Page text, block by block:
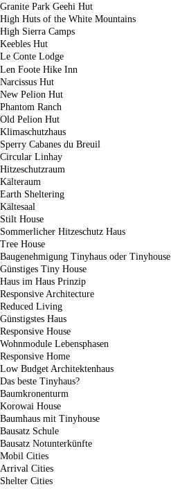
Granite Park Geehi Hut
High Huts of the White Mountains
High Sierra Camps
Keebles Hut
Le Conte Lodge
Len Foote Hike Inn
Narcissus Hut
New Pelion Hut
Phantom Ranch
Old Pelion Hut
Klimaschutzhaus
Sperry Cabanes du Breuil
Circular Linhay
Hitzeschutzraum
Kälteraum
Earth Sheltering
Kältesaal
Stilt House
Sommerlicher Hitzeschutz Haus
Tree House
Baugenehmigung Tinyhaus oder Tinyhouse
Günstiges Tiny House
Haus im Haus Prinzip
Responsive Architecture
Reduced Living
Günstigstes Haus
Responsive House
Wohnmodule Lebensphasen
Responsive Home
Low Budget Architektenhaus
Das beste Tinyhaus?
Baumkronenturm
Korowai House
Baumhaus mit Tinyhouse
Bausatz Schule
Bausatz Notunterkünfte
Mobil Cities
Arrival Cities
Shelter Cities